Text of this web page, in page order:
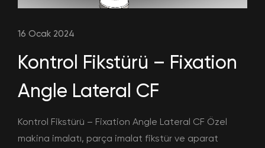
16 Ocak 2024
Kontrol Fikstürü – Fixation
Angle Lateral CF
Kontrol Fikstürü – Fixation Angle Lateral CF Özel
makina imalatı, parça imalat fikstür ve aparat